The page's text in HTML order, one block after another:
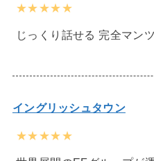
★★★★★
じっくり話せる 完全マン
イングリッシュタウン
★★★★★